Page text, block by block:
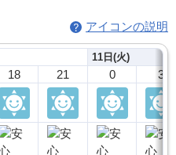
アイコンの説明
18 21
11日(火)
0 3